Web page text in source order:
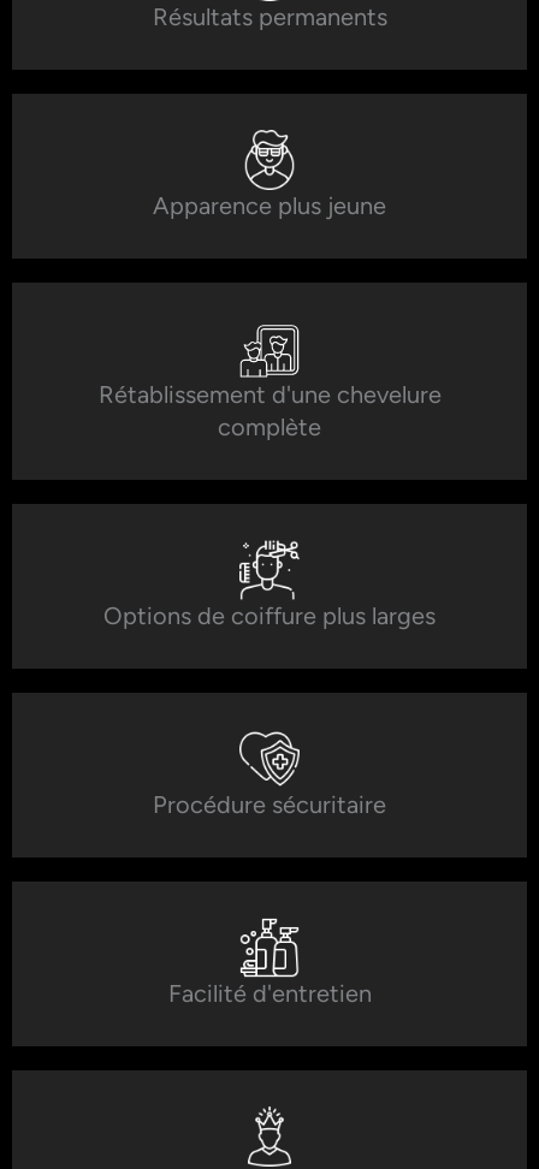
Résultats permanents
Apparence plus jeune
Rétablissement d'une chevelure
complète
Options de coiffure plus larges
Procédure sécuritaire
Facilité d'entretien